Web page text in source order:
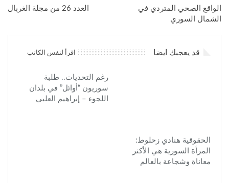
الواقع الصحي المتردي في
الشمال السوري
العدد 26 من مجلة الغربال
قد يعجبك ايضا اقرأ لنفس الكاتب
الحقوقية هنادي زحلوط:
المرأة السورية هي الأكثر
معاناة وشجاعة بالعالم
رغم التحديات.. طلبة
سوريون “أوائل” في بلدان
اللجوء – إبراهيم العلبي